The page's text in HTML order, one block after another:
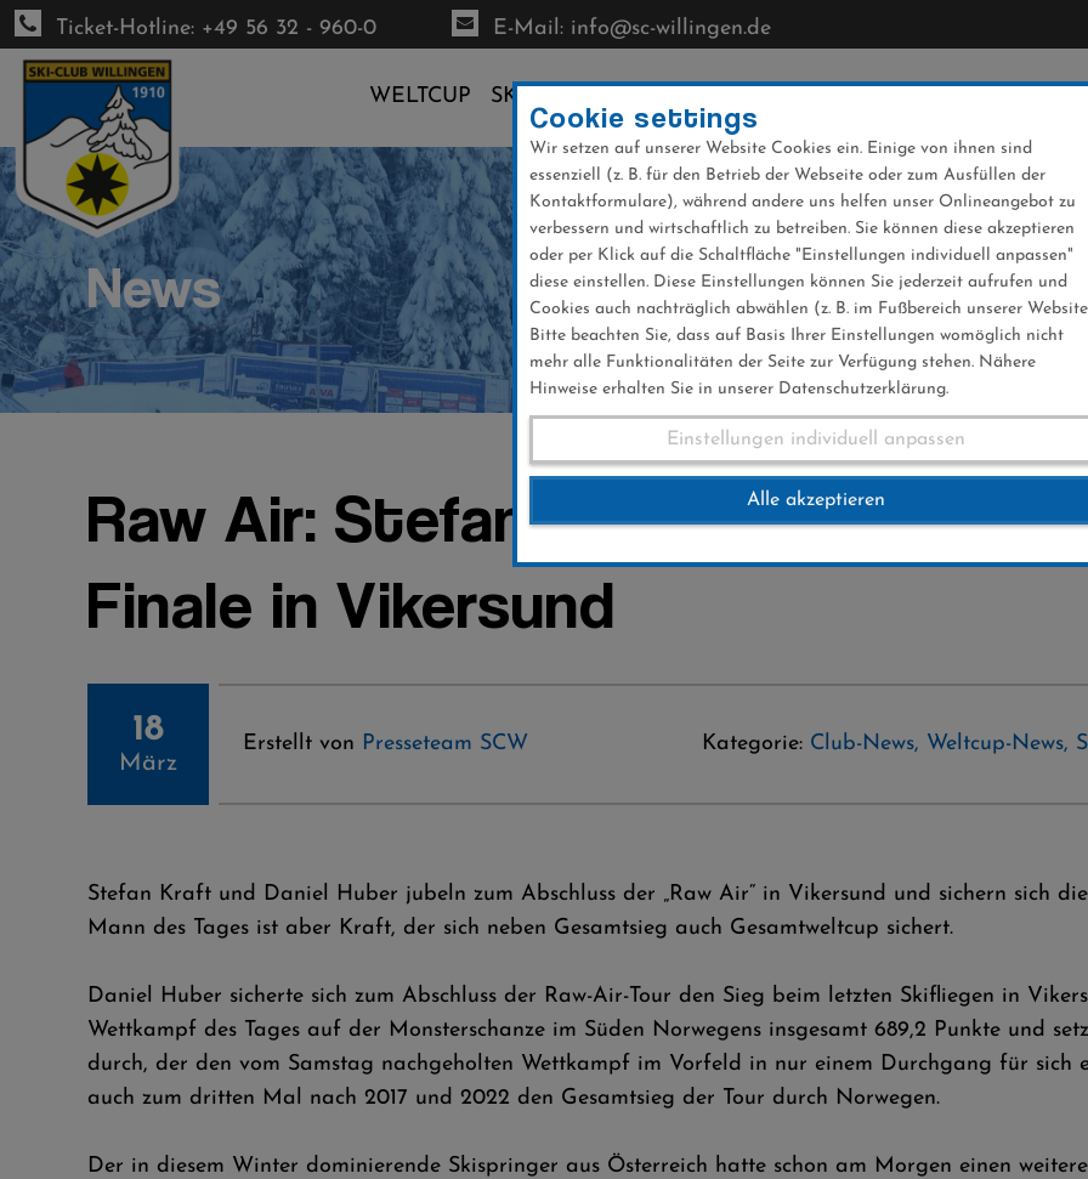
Direkt
zum
Inhalt
Ticket-Hotline: +49 56 32 - 960-0 E-Mail: info@sc-willingen.de
WELTCUP SKI-CLUB
News
Raw Air: Stefan Kraft und Daniel
Finale in Vikersund
18
März
Erstellt von Presseteam SCW Kategorie: Club-News, Weltcup-News,
Stefan Kraft und Daniel Huber jubeln zum Abschluss der „Raw Air“ in Vikersund und sichern sich
Mann des Tages ist aber Kraft, der sich neben Gesamtsieg auch Gesamtweltcup sichert.
Daniel Huber sicherte sich zum Abschluss der Raw-Air-Tour den Sieg beim letzten Skifliegen in
Wettkampf des Tages auf der Monsterschanze im Süden Norwegens insgesamt 689,2 Punkte und
durch, der den vom Samstag nachgeholten Wettkampf im Vorfeld in nur einem Durchgang für sich
auch zum dritten Mal nach 2017 und 2022 den Gesamtsieg der Tour durch Norwegen.
Der in diesem Winter dominierende Skispringer aus Österreich hatte schon am Morgen einen
Cookie settings
Wir setzen auf unserer Website Cookies ein. Einige von ihnen sind
essenziell (z. B. für den Betrieb der Webseite oder zum Ausfüllen der
Kontaktformulare), während andere uns helfen unser Onlineangebot zu
verbessern und wirtschaftlich zu betreiben. Sie können diese akzeptieren
oder per Klick auf die Schaltfläche "Einstellungen individuell anpassen"
diese einstellen. Diese Einstellungen können Sie jederzeit aufrufen und
Cookies auch nachträglich abwählen (z. B. im Fußbereich unserer
Bitte beachten Sie, dass auf Basis Ihrer Einstellungen womöglich nicht
mehr alle Funktionalitäten der Seite zur Verfügung stehen. Nähere
Hinweise erhalten Sie in unserer Datenschutzerklärung.
Einstellungen individuell anpassen
Alle akzeptieren